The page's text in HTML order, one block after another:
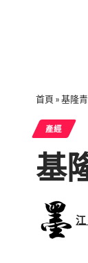
首頁 »基隆
產經
基